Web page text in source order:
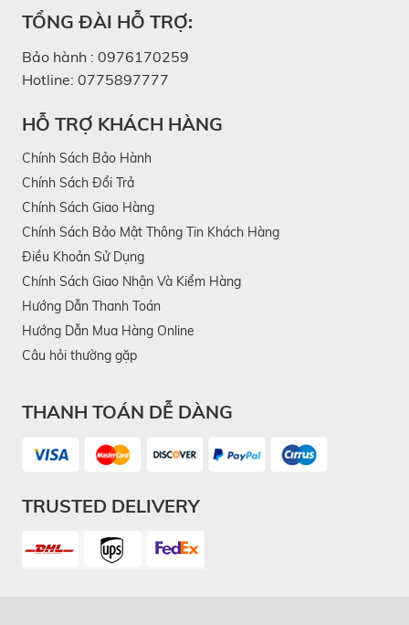
TỔNG ĐÀI HỖ TRỢ:
Bảo hành : 0976170259
Hotline: 0775897777
HỖ TRỢ KHÁCH HÀNG
Chính Sách Bảo Hành
Chính Sách Đổi Trả
Chính Sách Giao Hàng
Chính Sách Bảo Mật Thông Tin Khách Hàng
Điều Khoản Sử Dụng
Chính Sách Giao Nhận Và Kiểm Hàng
Hướng Dẫn Thanh Toán
Hướng Dẫn Mua Hàng Online
Câu hỏi thường gặp
THANH TOÁN DỄ DÀNG
TRUSTED DELIVERY